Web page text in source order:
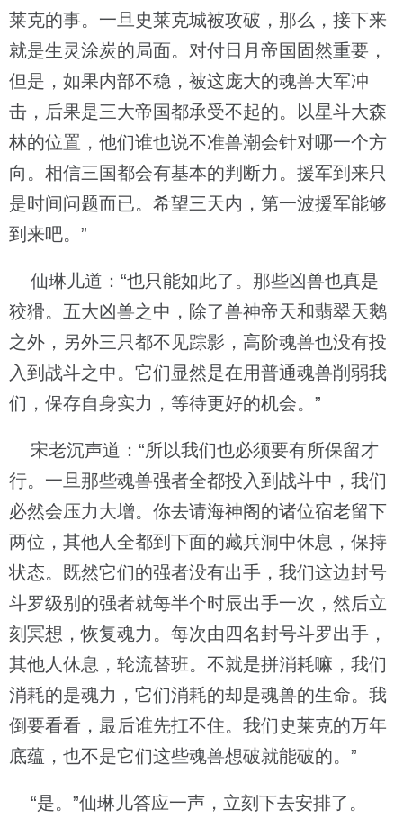
莱克的事。一旦史莱克城被攻破，那么，接下来
就是生灵涂炭的局面。对付日月帝国固然重要，
但是，如果内部不稳，被这庞大的魂兽大军冲
击，后果是三大帝国都承受不起的。以星斗大森
林的位置，他们谁也说不准兽潮会针对哪一个方
向。相信三国都会有基本的判断力。援军到来只
是时间问题而已。希望三天内，第一波援军能够
到来吧。”
仙琳儿道：“也只能如此了。那些凶兽也真是
狡猾。五大凶兽之中，除了兽神帝天和翡翠天鹅
之外，另外三只都不见踪影，高阶魂兽也没有投
入到战斗之中。它们显然是在用普通魂兽削弱我
们，保存自身实力，等待更好的机会。”
宋老沉声道：“所以我们也必须要有所保留才
行。一旦那些魂兽强者全都投入到战斗中，我们
必然会压力大增。你去请海神阁的诸位宿老留下
两位，其他人全都到下面的藏兵洞中休息，保持
状态。既然它们的强者没有出手，我们这边封号
斗罗级别的强者就每半个时辰出手一次，然后立
刻冥想，恢复魂力。每次由四名封号斗罗出手，
其他人休息，轮流替班。不就是拼消耗嘛，我们
消耗的是魂力，它们消耗的却是魂兽的生命。我
倒要看看，最后谁先扛不住。我们史莱克的万年
底蕴，也不是它们这些魂兽想破就能破的。”
“是。”仙琳儿答应一声，立刻下去安排了。